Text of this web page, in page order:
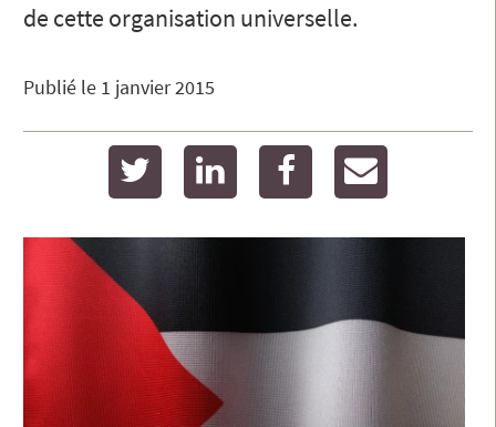
de cette organisation universelle.
Publié le 1 janvier 2015
twitter linkedin facebook